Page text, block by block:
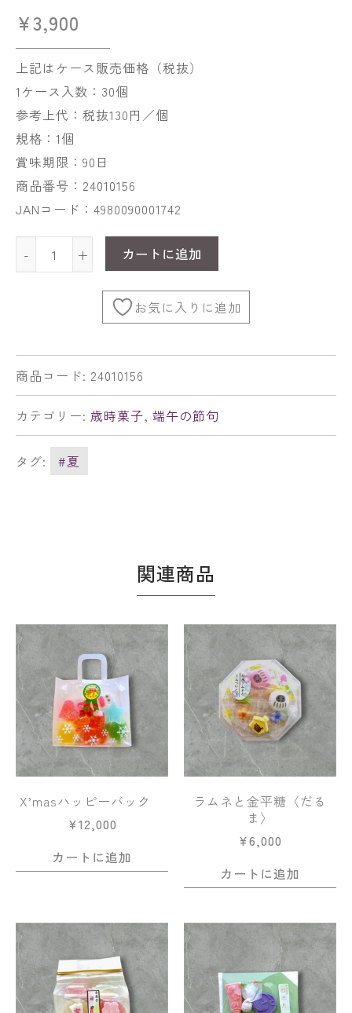
¥3,900
上記はケース販売価格（税抜）
1ケース入数：30個
参考上代：税抜130円／個
規格：1個
賞味期限：90日
商品番号：24010156
JANコード：4980090001742
- + カートに追加
お気に入りに追加
商品コード: 24010156
カテゴリー: 歳時菓子, 端午の節句
タグ: #夏
関連商品
X’masハッピーバック
¥12,000
カートに追加
ラムネと金平糖〈だる
ま〉
¥6,000
カートに追加